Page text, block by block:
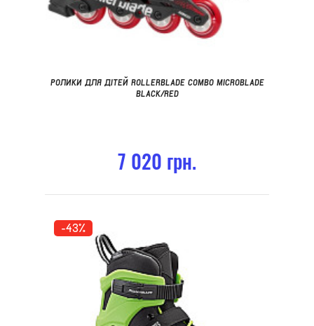
РОЛИКИ ДЛЯ ДІТЕЙ ROLLERBLADE COMBO MICROBLADE
BLACK/RED
7 020 грн.
-43%